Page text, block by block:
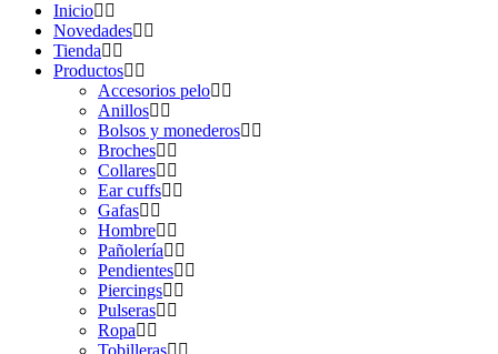
Inicio
Novedades
Tienda
Productos
Accesorios pelo
Anillos
Bolsos y monederos
Broches
Collares
Ear cuffs
Gafas
Hombre
Pañolería
Pendientes
Piercings
Pulseras
Ropa
Tobilleras